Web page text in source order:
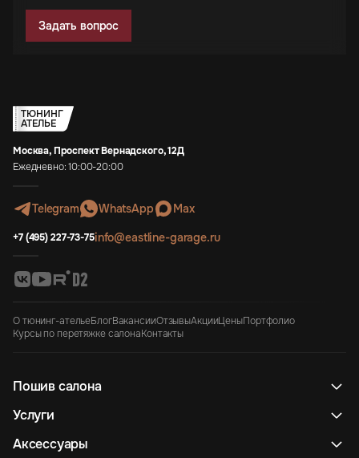
Задать вопрос
ТЮНИНГ
АТЕЛЬЕ
Москва, Проспект Вернадского, 12Д
Ежедневно: 10:00-20:00
Telegram WhatsApp Max
+7 (495) 227-73-75info@eastline-garage.ru
О тюнинг-ательеБлогВакансииОтзывыАкцииЦеныПортфолио
Курсы по перетяжке салонаКонтакты
Пошив салона
Услуги
Аксессуары